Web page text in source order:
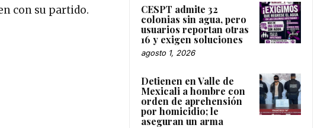
con su partido.
CESPT admite 32
colonias sin agua, pero
usuarios reportan otras
16 y exigen soluciones
agosto 1, 2026
Detienen en Valle de
Mexicali a hombre con
orden de aprehensión
por homicidio; le
aseguran un arma